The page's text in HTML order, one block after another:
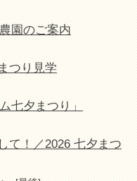
園のご案内
つり見学
七夕まつり」
て！／2026 七夕まつ